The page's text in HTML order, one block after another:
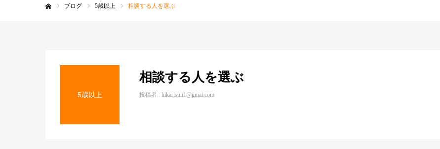
ブログ 5歳以上 相談する人を選ぶ
5歳以上
相談する人を選ぶ
投稿者 : hikarisun1@gmai.com